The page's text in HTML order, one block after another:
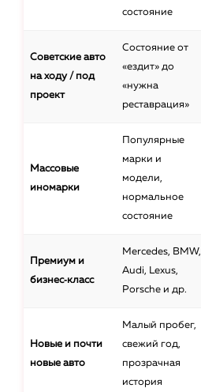
состояние
Советские авто
на ходу / под
проект
Состояние от
«ездит» до
«нужна
реставрация»
Массовые
иномарки
Популярные
марки и
модели,
нормальное
состояние
Премиум и
бизнес‑класс
Mercedes, BMW,
Audi, Lexus,
Porsche и др.
Новые и почти
новые авто
Малый пробег,
свежий год,
прозрачная
история